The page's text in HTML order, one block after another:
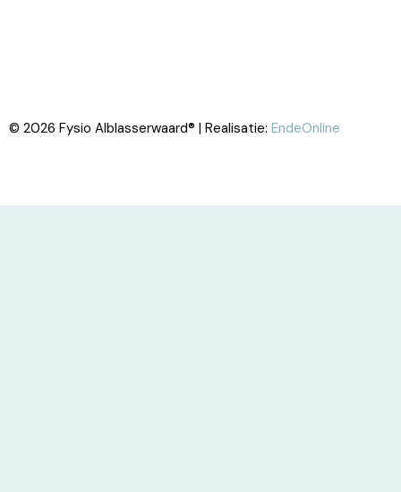
© 2026 Fysio Alblasserwaard® | Realisatie: EndeOnline